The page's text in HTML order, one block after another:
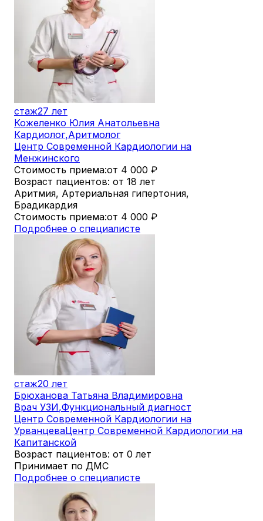
стаж27 лет
Кожеленко Юлия Анатольевна
Кардиолог,Аритмолог
Центр Современной Кардиологии на
Менжинского
Стоимость приема:от 4 000 ₽
Возраст пациентов: от 18 лет
Аритмия, Артериальная гипертония,
Брадикардия
Стоимость приема:от 4 000 ₽
Подробнее о специалисте
стаж20 лет
Брюханова Татьяна Владимировна
Врач УЗИ,Функциональный диагност
Центр Современной Кардиологии на
УрванцеваЦентр Современной Кардиологии на
Капитанской
Возраст пациентов: от 0 лет
Принимает по ДМС
Подробнее о специалисте